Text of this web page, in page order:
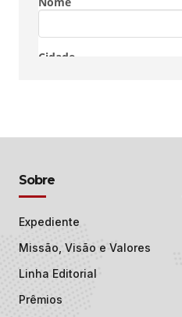
Sobre
Expediente
Missão, Visão e Valores
Linha Editorial
Prêmios